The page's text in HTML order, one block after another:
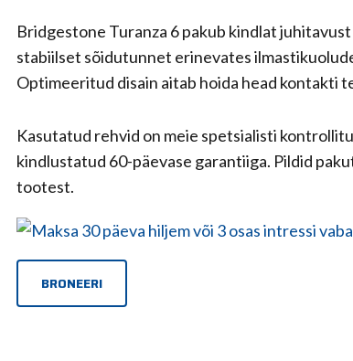
Bridgestone Turanza 6 pakub kindlat juhitavust
stabiilset sõidutunnet erinevates
Optimeeritud disain aitab hoida head kontakti
Kasutatud rehvid on meie spetsialisti
kindlustatud 60-päevase garantiiga. Pildid
tootest.
BRONEERI